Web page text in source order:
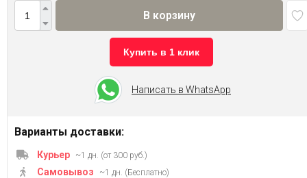
В корзину
Купить в 1 клик
Написать в WhatsApp
Варианты доставки:
Курьер ~1 дн. (от 300 руб.)
Самовывоз ~1 дн. (Бесплатно)